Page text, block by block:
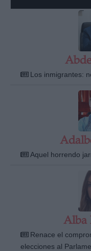
Los inmigrantes:
Aquel horrendo
Alba
Renace el
elecciones al
Información adicional